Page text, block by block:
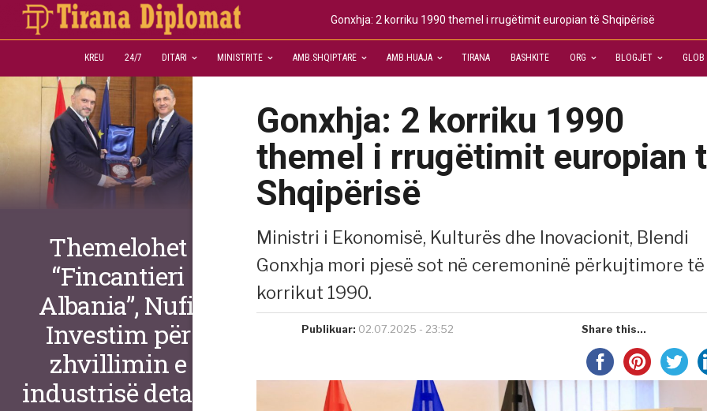
Gonxhja: 2 korriku 1990 themel i rrugëtimit europian të Shqipërisë
KREU 24/7 DITARI MINISTRITE AMB.SHQIPTARE AMB.HUAJA TIRANA BASHKITE ORG BLOGJET GLOB
Gonxhja: 2 korriku 1990
themel i rrugëtimit europian
Shqipërisë
Ministri i Ekonomisë, Kulturës dhe Inovacionit, Blendi
Gonxhja mori pjesë sot në ceremoninë përkujtimore të
korrikut 1990.
Publikuar: 02.07.2025 - 23:52 Share this...
Themelohet
“Fincantieri
Albania”, Nufi:
Investim për
zhvillimin e
industrisë detare